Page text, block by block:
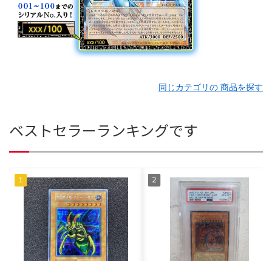
同じカテゴリの 商品を探す
ベストセラーランキングです